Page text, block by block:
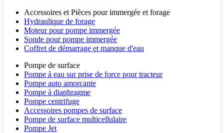
Accessoires et Pièces pour immergée et forage
Hydraulique de forage
Moteur pour pompe immergée
Sonde pour pompe immergée
Coffret de démarrage et manque d'eau
Pompe de surface
Pompe à eau sur prise de force pour tracteur
Pompe auto amorçante
Pompe à diaphragme
Pompe centrifuge
Accessoires pompes de surface
Pompe de surface multicellulaire
Pompe Jet